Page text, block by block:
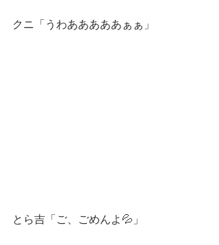
クニ「うわあああああぁぁ」
とら吉「ご、ごめんよ💦」